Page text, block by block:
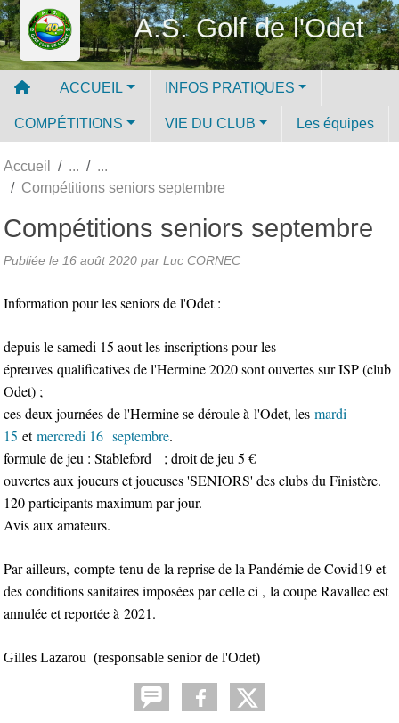
A.S. Golf de l'Odet
ACCUEIL INFOS PRATIQUES
COMPÉTITIONS VIE DU CLUB Les équipes
Accueil
Compétitions seniors septembre
Compétitions seniors septembre
Publiée le 16 août 2020 par Luc CORNEC
Information pour les seniors de l'Odet :
depuis le samedi 15 aout les inscriptions pour les
épreuves qualificatives de l'Hermine 2020 sont ouvertes sur ISP (club
Odet) ;
ces deux journées de l'Hermine se déroule à l'Odet, les mardi
15 etmercredi 16 septembre.
formule de jeu : Stableford ; droit de jeu 5 €
ouvertes aux joueurs et joueuses 'SENIORS' des clubs du Finistère.
120 participants maximum par jour.
Avis aux amateurs.
Par ailleurs, compte-tenu de la reprise de la Pandémie de Covid19 et
des conditions sanitaires imposées par celle ci , la coupe Ravallec est
annulée et reportée à 2021.
Gilles Lazarou (responsable senior de l'Odet)
Panneau de gestion des cookies